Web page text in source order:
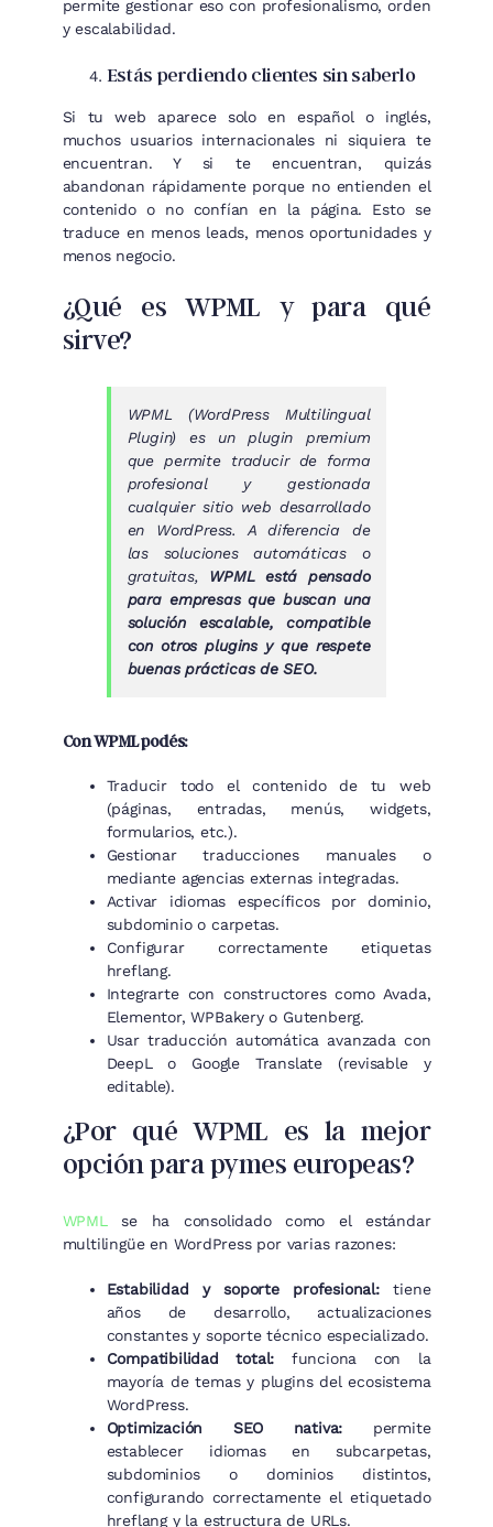
permite gestionar eso con profesionalismo, orden
y escalabilidad.
Estás perdiendo clientes sin saberlo
Si tu web aparece solo en español o inglés,
muchos usuarios internacionales ni siquiera te
encuentran. Y si te encuentran, quizás
abandonan rápidamente porque no entienden el
contenido o no confían en la página. Esto se
traduce en menos leads, menos oportunidades y
menos negocio.
¿Qué es WPML y para qué
sirve?
WPML (WordPress Multilingual
Plugin) es un plugin premium
que permite traducir de forma
profesional y gestionada
cualquier sitio web desarrollado
en WordPress. A diferencia de
las soluciones automáticas o
gratuitas, WPML está pensado
para empresas que buscan una
solución escalable, compatible
con otros plugins y que respete
buenas prácticas de SEO.
Con WPML podés:
Traducir todo el contenido de tu web
(páginas, entradas, menús, widgets,
formularios, etc.).
Gestionar traducciones manuales o
mediante agencias externas integradas.
Activar idiomas específicos por dominio,
subdominio o carpetas.
Configurar correctamente etiquetas
hreflang.
Integrarte con constructores como Avada,
Elementor, WPBakery o Gutenberg.
Usar traducción automática avanzada con
DeepL o Google Translate (revisable y
editable).
¿Por qué WPML es la mejor
opción para pymes europeas?
WPML
se ha consolidado como el estándar
multilingüe en WordPress por varias razones:
Estabilidad y soporte profesional:tiene
años de desarrollo, actualizaciones
constantes y soporte técnico especializado.
Compatibilidad total: funciona con la
mayoría de temas y plugins del ecosistema
WordPress.
Optimización SEO nativa: permite
establecer idiomas en subcarpetas,
subdominios o dominios distintos,
configurando correctamente el etiquetado
hreflang y la estructura de URLs.